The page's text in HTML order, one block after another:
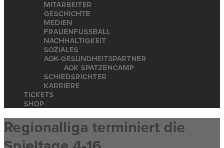
MITARBEITER
GESCHICHTE
MEDIEN
FRAUENFUSSBALL
NACHHALTIGKEIT
SOZIALES
AOK-GESUNDHEITSPARTNER
AOK SPATZENCAMP
SCHIEDSRICHTER
KARRIERE
TICKETS
SHOP
Regionalliga terminiert die